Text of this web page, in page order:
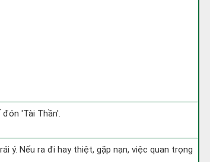
'Tài Thần'.
ý. Nếu ra đi hay thiệt, gặp nạn, việc quan trọng